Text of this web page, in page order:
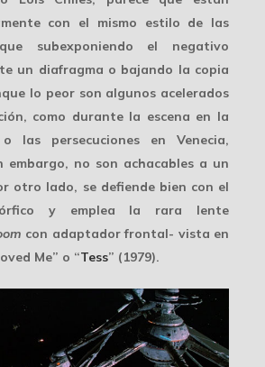
con el mismo estilo de las
subexponiendo el negativo
un diafragma o bajando la copia
lo peor son algunos acelerados
como durante la escena en la
las persecuciones en Venecia,
embargo, no son achacables a un
otro lado, se defiende bien con el
y emplea la rara lente
con adaptador frontal- vista en
Me” o “Tess” (1979).